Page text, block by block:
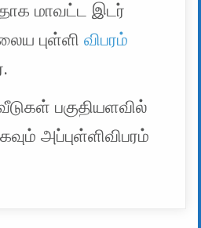
மாவட்ட இடர்
புள்ளிவிபரம்
பகுதியளவில்
அப்புள்ளிவிபரம்